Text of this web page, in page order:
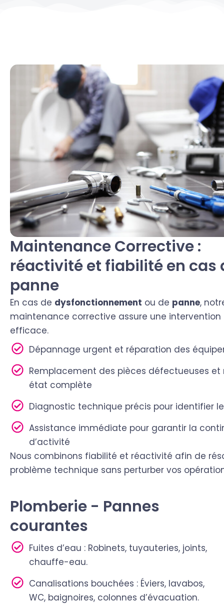
Maintenance Corrective :
réactivité et fiabilité en cas
panne
En cas de dysfonctionnement ou de panne,
maintenance corrective assure une
efficace.
Dépannage urgent et réparation des
Remplacement des pièces défectueuses et
état complète
Diagnostic technique précis pour identifier
Assistance immédiate pour garantir la
d’activité
Nous combinons fiabilité et réactivité afin de
problème technique sans perturber vos
Plomberie - Pannes
courantes
Fuites d’eau : Robinets, tuyauteries, joints,
chauffe-eau.
Canalisations bouchées : Éviers, lavabos,
WC, baignoires, colonnes d’évacuation.